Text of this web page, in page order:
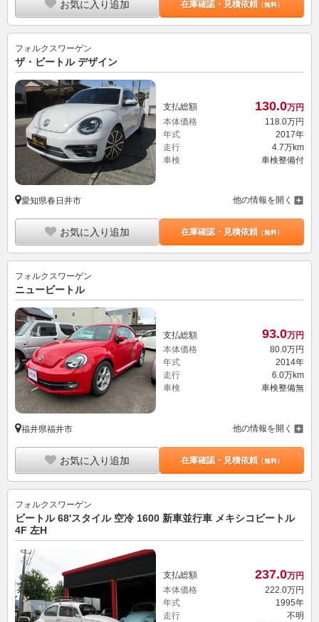
お気に入り追加 在庫確認・見積依頼（無料）
フォルクスワーゲン
ザ・ビートル デザイン
支払総額 130.0万円
本体価格
118. 0万円
年式
2017年
走行
4.7万km
車検
車検整備付
愛知県春日井市 他の情報を開く
お気に入り追加 在庫確認・見積依頼（無料）
フォルクスワーゲン
ニュービートル
支払総額 93.0万円
本体価格
80.0万円
年式
2014年
走行
6.0万km
車検
車検整備無
福井県福井市 他の情報を開く
お気に入り追加 在庫確認・見積依頼（無料）
フォルクスワーゲン
ビートル 68'スタイル 空冷 1600 新車並行車 メキシコビートル
4F 左H
支払総額 237.0万円
本体価格
222. 0万円
年式
1995年
走行
不明